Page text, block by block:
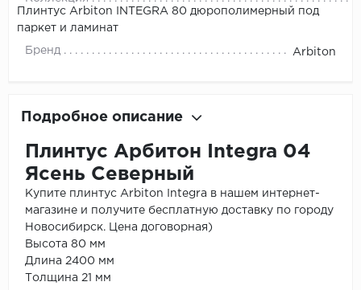
Плинтус Arbiton INTEGRA 80 дюрополимерный под
паркет и ламинат
Бренд Arbiton
Подробное описание
Плинтус Арбитон Integra 04
Ясень Северный
Купите плинтус Arbiton Integra в нашем интернет-
магазине и получите бесплатную доставку по городу
Новосибирск. Цена договорная)
Высота 80 мм
Длина 2400 мм
Толщина 21 мм